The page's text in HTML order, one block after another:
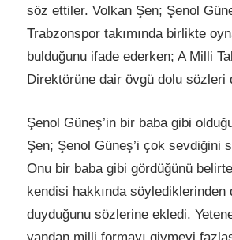
söz ettiler. Volkan Şen; Şenol
Trabzonspor takımında birlikte
bulduğunu ifade ederken; A Milli
Direktörüne dair övgü dolu sözleri
Şenol Güneş’in bir baba gibi
Şen; Şenol Güneş’i çok sevdiğini
Onu bir baba gibi gördüğünü
kendisi hakkında söylediklerinden
duyduğunu sözlerine ekledi.